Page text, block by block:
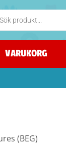
VARUKORG